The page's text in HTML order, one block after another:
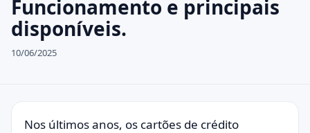
Legal
Funcionamento e principais
disponíveis.
10/06/2025
Nos últimos anos, os cartões de crédito